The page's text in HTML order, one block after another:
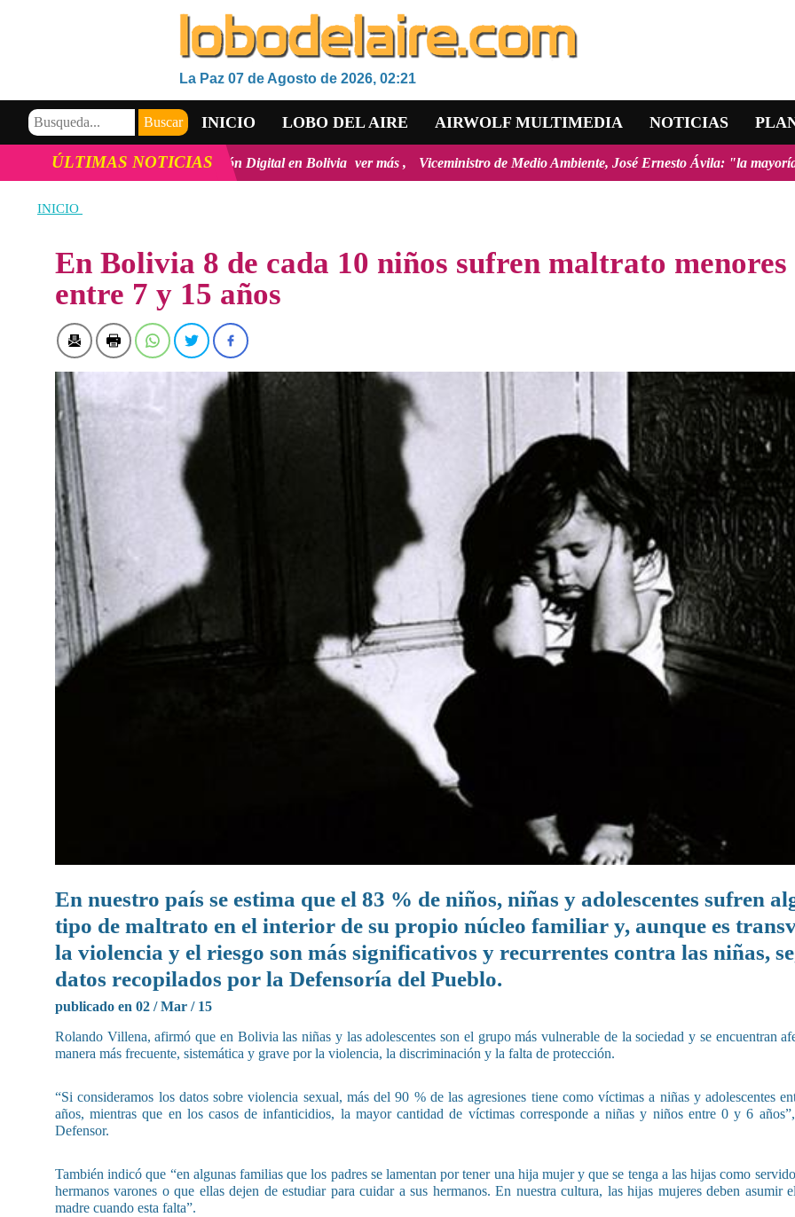
La Paz 07 de Agosto de 2026, 02:21
INICIO LOBO DEL AIRE AIRWOLF MULTIMEDIA NOTICIAS
VIDEOS
ÚLTIMAS NOTICIAS
la innovación y la inclusión Digital en Bolivia ver más Viceministro de Medio Ambiente, José Ernesto Ávila: "la mayoría de los
INICIO
En Bolivia 8 de cada 10 niños sufren maltrato menores
entre 7 y 15 años
En nuestro país se estima que el 83 % de niños, niñas y adolescentes sufren
tipo de maltrato en el interior de su propio núcleo familiar y, aunque es
la violencia y el riesgo son más significativos y recurrentes contra las niñas,
datos recopilados por la Defensoría del Pueblo.
publicado en 02 / Mar / 15
Rolando Villena, afirmó que en Bolivia las niñas y las adolescentes son el grupo más vulnerable de la sociedad y se encuentran
manera más frecuente, sistemática y grave por la violencia, la discriminación y la falta de protección.
“Si consideramos los datos sobre violencia sexual, más del 90 % de las agresiones tiene como víctimas a niñas y adolescentes
años, mientras que en los casos de infanticidios, la mayor cantidad de víctimas corresponde a niñas y niños entre 0 y 6
Defensor.
También indicó que “en algunas familias que los padres se lamentan por tener una hija mujer y que se tenga a las hijas como
hermanos varones o que ellas dejen de estudiar para cuidar a sus hermanos. En nuestra cultura, las hijas mujeres deben asumir
madre cuando esta falta”.